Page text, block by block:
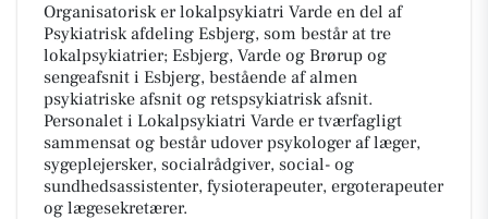
Organisatorisk er lokalpsykiatri Varde en del af
Psykiatrisk afdeling Esbjerg, som består at tre
lokalpsykiatrier; Esbjerg, Varde og Brørup og
sengeafsnit i Esbjerg, bestående af almen
psykiatriske afsnit og retspsykiatrisk afsnit.
Personalet i Lokalpsykiatri Varde er tværfagligt
sammensat og består udover psykologer af læger,
sygeplejersker, socialrådgiver, social- og
sundhedsassistenter, fysioterapeuter, ergoterapeuter
og lægesekretærer.